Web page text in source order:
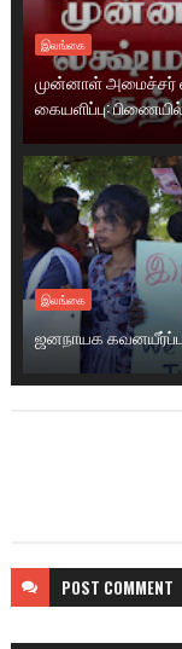
இலங்கை
முன்னாள் அமைச்சர்
கையளிப்பு: பிணையில்
இலங்கை
ஜனநாயக
POST COMMENT